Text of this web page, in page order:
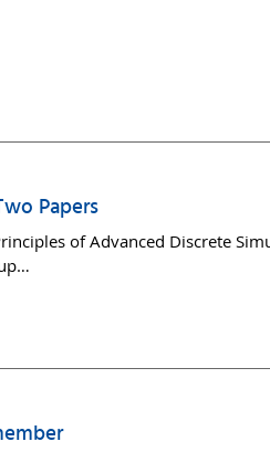
Papers
of Advanced Discrete